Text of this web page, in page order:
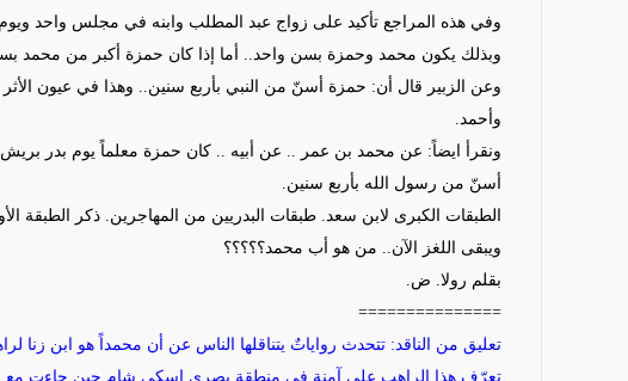
وفي هذه المراجع تأكيد على زواج عبد المطلب وابنه في مجلس واحد
وبذلك يكون محمد وحمزة بسن واحد.. أما إذا كان حمزة أكبر من محمد
وعن الزبير قال أن: حمزة أسنّ من النبي بأربع سنين.. وهذا في عيون
وأحمد
ونقرأ ايضاً: عن محمد بن عمر .. عن أبيه ..
كان حمزة معلماً يوم بدر
أسنّ من رسول الله بأربع سنين
الطبقات الكبرى لابن سعد.
طبقات البدريين من المهاجرين. ذكر الطبقة
ويبقى اللغز الآن.. من هو أب محمد؟؟؟؟؟
بقلم رولا. ض.
===============
تعليق من الناقد: تتحدث رواياتٌ يتناقلها الناس عن أن محمداً هو ابن
تعرّف هذا الراهب على آمنة في منطقة بصرى اسكي شام حين جاءت مع